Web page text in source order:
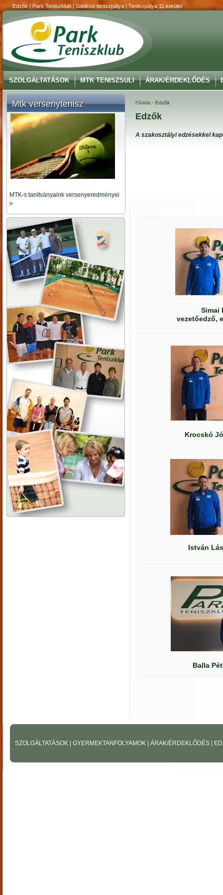
Edzők | Park Teniszklub | Salakos teniszpálya | Teniszpálya 11.kerület
SZOLGÁLTATÁSOK MTK TENISZSULI ÁRAK/ÉRDEKLŐDÉS
Mtk versenytenisz
MTK-s tanítványaink versenyeredményei
»
Főoldal - Edzők
Edzők
A szakosztályi edzésekkel
Simai
vezetőedző,
Krocskó
István
Balla
SZOLGÁLTATÁSOK GYERMEKTANFOLYAMOK ÁRAK/ÉRDEKLŐDÉS